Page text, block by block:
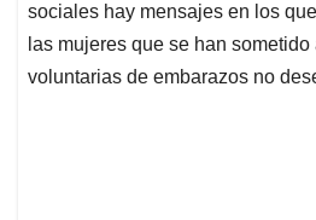
sociales hay mensajes en los
las mujeres que se han
voluntarias de embarazos no